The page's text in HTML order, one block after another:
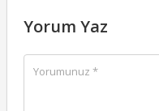
Yorum Yaz